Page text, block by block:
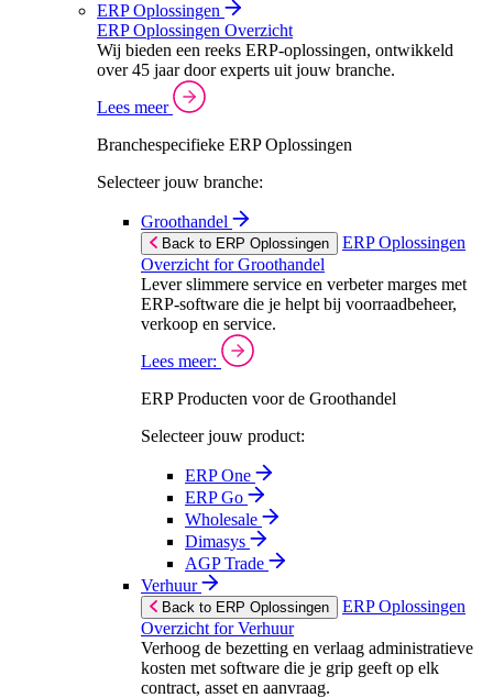
ERP Oplossingen
ERP Oplossingen Overzicht
Wij bieden een reeks ERP-oplossingen, ontwikkeld
over 45 jaar door experts uit jouw branche.
Lees meer
Branchespecifieke ERP Oplossingen
Selecteer jouw branche:
Groothandel
Back to ERP Oplossingen
ERP Oplossingen
Overzicht for Groothandel
Lever slimmere service en verbeter marges met
ERP-software die je helpt bij voorraadbeheer,
verkoop en service.
Lees meer:
ERP Producten voor de Groothandel
Selecteer jouw product:
ERP One
ERP Go
Wholesale
Dimasys
AGP Trade
Verhuur
Back to ERP Oplossingen
ERP Oplossingen
Overzicht for Verhuur
Verhoog de bezetting en verlaag administratieve
kosten met software die je grip geeft op elk
contract, asset en aanvraag.